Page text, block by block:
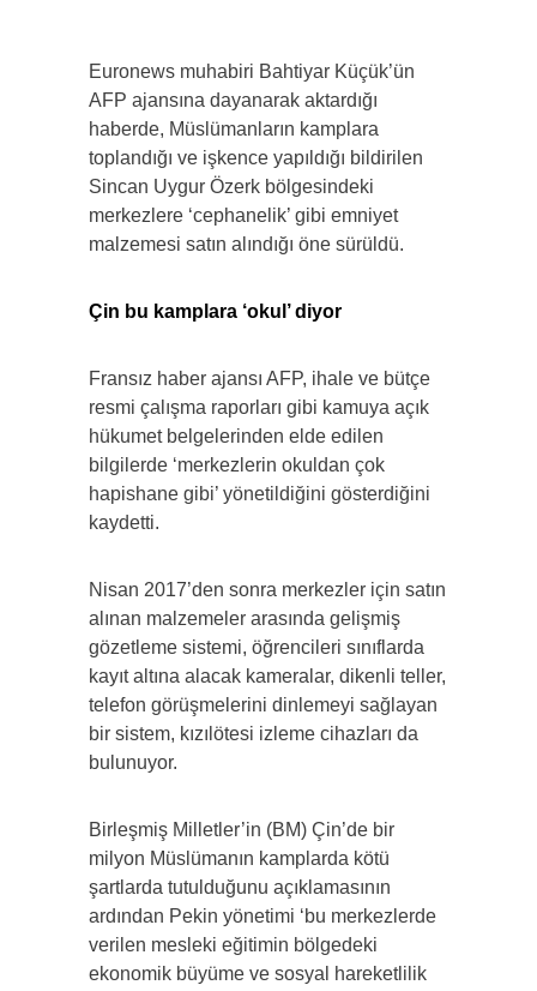
Euronews muhabiri Bahtiyar Küçük’ün
AFP ajansına dayanarak aktardığı
haberde, Müslümanların kamplara
toplandığı ve işkence yapıldığı bildirilen
Sincan Uygur Özerk bölgesindeki
merkezlere ‘cephanelik’ gibi emniyet
malzemesi satın alındığı öne sürüldü.
Çin bu kamplara ‘okul’ diyor
Fransız haber ajansı AFP, ihale ve bütçe
resmi çalışma raporları gibi kamuya açık
hükumet belgelerinden elde edilen
bilgilerde ‘merkezlerin okuldan çok
hapishane gibi’ yönetildiğini gösterdiğini
kaydetti.
Nisan 2017’den sonra merkezler için satın
alınan malzemeler arasında gelişmiş
gözetleme sistemi, öğrencileri sınıflarda
kayıt altına alacak kameralar, dikenli teller,
telefon görüşmelerini dinlemeyi sağlayan
bir sistem, kızılötesi izleme cihazları da
bulunuyor.
Birleşmiş Milletler’in (BM) Çin’de bir
milyon Müslümanın kamplarda kötü
şartlarda tutulduğunu açıklamasının
ardından Pekin yönetimi ‘bu merkezlerde
verilen mesleki eğitimin bölgedeki
ekonomik büyüme ve sosyal hareketlilik